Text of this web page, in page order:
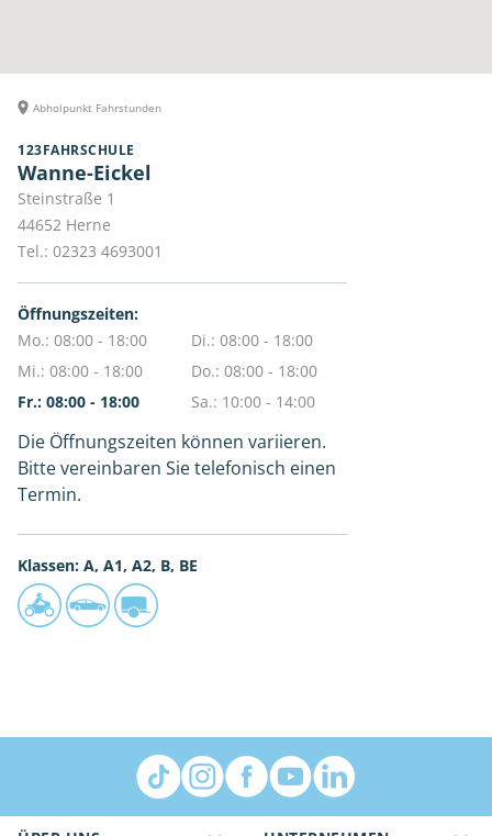
Abholpunkt Fahrstunden
123FAHRSCHULE
Wanne-Eickel
Steinstraße 1
44652 Herne
Tel.: 02323 4693001
Öffnungszeiten:
Mo.: 08:00 - 18:00
Di.: 08:00 - 18:00
Mi.: 08:00 - 18:00
Do.: 08:00 - 18:00
Fr.: 08:00 - 18:00
Sa.: 10:00 - 14:00
Die Öffnungszeiten können variieren.
Bitte vereinbaren Sie telefonisch einen
Termin.
Klassen: A, A1, A2, B, BE